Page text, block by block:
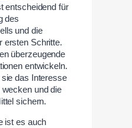
entscheidend für
des
und die
ersten Schritte.
überzeugende
entwickeln.
das Interesse
und die
sichern.
ist es auch